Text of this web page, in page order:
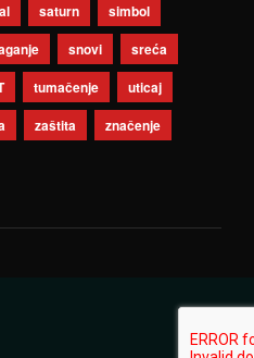
saturn
simbol
snovi
sreća
tumačenje
uticaj
zaštita značenje